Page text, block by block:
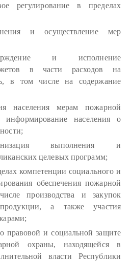
регулирование в пределах
и осуществление мер
и исполнение
в части расходов на
в том числе на содержание
населения мерам пожарной
информирование населения о
выполнения и
целевых программ;
компетенции социального и
обеспечения пожарной
производства и закупок
продукции, а также участия
правовой и социальной защите
охраны, находящейся в
власти Республики